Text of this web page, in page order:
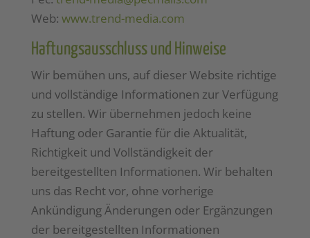
Web: www.trend-media.com
Haftungsausschluss und Hinweise
Wir bemühen uns, auf dieser Website richtige
und vollständige Informationen zur Verfügung
zu stellen. Wir übernehmen jedoch keine
Haftung oder Garantie für die Aktualität,
Richtigkeit und Vollständigkeit der
bereitgestellten Informationen. Wir behalten
uns das Recht vor, ohne vorherige
Ankündigung Änderungen oder Ergänzungen
der bereitgestellten Informationen